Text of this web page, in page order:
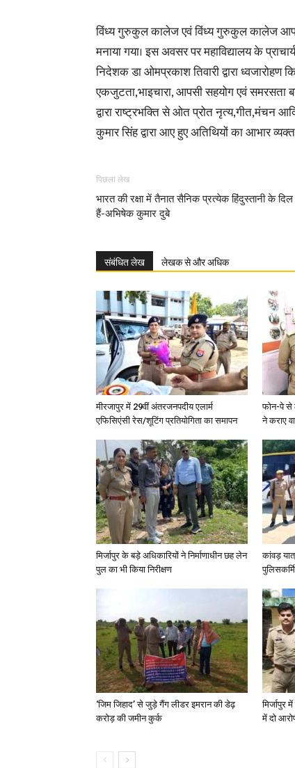
विंध्य गुरुकुल कालेज एवं विंध्य गुरुकुल कालेज आफ
मनाया गया। इस अवसर पर महाविद्यालय के
निदेशक डा ओमप्रकाश तिवारी द्वारा ध्वजारोहण
एकजुटता,भाइचारा, आपसी सहयोग एवं समरसता
द्वारा राष्ट्रभक्ति से ओत प्रोत नृत्य,गीत,मंचन
कुमार सिंह द्वारा आए हुए अतिथियों का आभार
पिछला लेख
भारत की रक्षा में तैनात सैनिक प्रत्येक हिंदुस्तानी के
हैं-अभिषेक कुमार दुबे
संबंधित लेख लेखक से और अधिक
मीरजापुर में 29वीं अंतरजनपदीय एलार्म
एफिसिएंसी रेस/शूटिंग प्रतियोगिता का समापन
फोन-पे से
ने कराए
मिर्जापुर के बड़े अधिकारियों ने निर्माणाधीन छह लेन
पुल का भी किया निरीक्षण
कांवड़
‘जिम जिहाद’ से जुड़े गैंग लीडर इमरान की डेढ़
करोड़ की जमीन कुर्क
मिर्जापुर
में दो